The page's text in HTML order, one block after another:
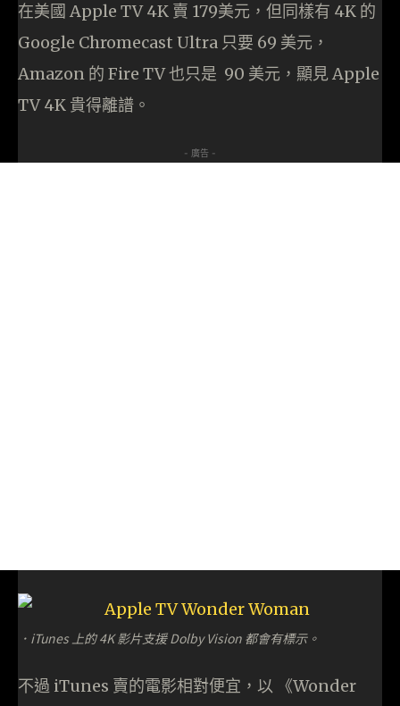
在美國 Apple TV 4K 賣 179美元，但同樣有 4K 的
Google Chromecast Ultra 只要 69 美元，
Amazon 的 Fire TV 也只是 90 美元，顯見 Apple
TV 4K 貴得離譜。
- 廣告 -
．iTunes 上的 4K 影片支援 Dolby Vision 都會有標示。
不過 iTunes 賣的電影相對便宜，以 《Wonder